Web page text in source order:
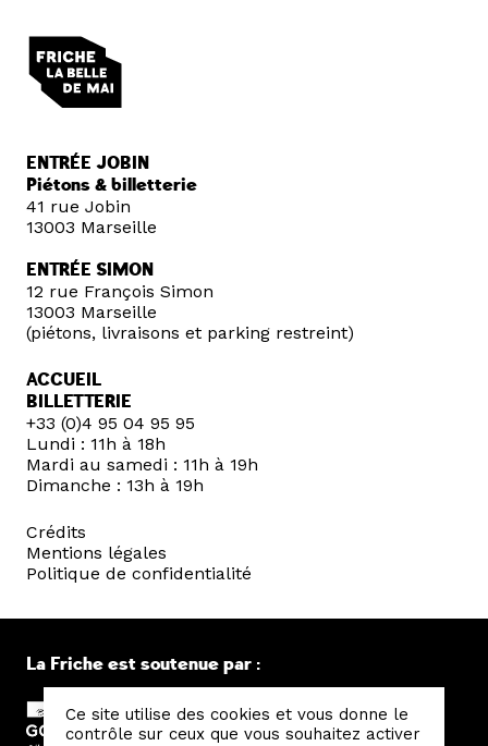
ENTRÉE JOBIN
Piétons & billetterie
41 rue Jobin
13003 Marseille
ENTRÉE SIMON
12 rue François Simon
13003 Marseille
(piétons, livraisons et parking restreint)
ACCUEIL
BILLETTERIE
+33 (0)4 95 04 95 95
Lundi : 11h à 18h
Mardi au samedi : 11h à 19h
Dimanche : 13h à 19h
Crédits
Mentions légales
Politique de confidentialité
La Friche est soutenue par :
Ce site utilise des cookies et vous donne le
contrôle sur ceux que vous souhaitez activer